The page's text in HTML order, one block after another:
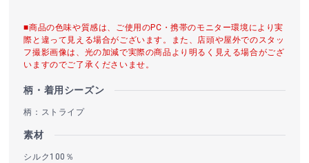
■商品の色味や質感は、ご使用のPC・携帯のモニター環境により実
際と違って見える場合がございます。また、店頭や屋外でのスタッ
フ撮影画像は、光の加減で実際の商品より明るく見える場合がござ
いますのでご了承くださいませ。
柄・着用シーズン
柄：ストライプ
素材
シルク100％